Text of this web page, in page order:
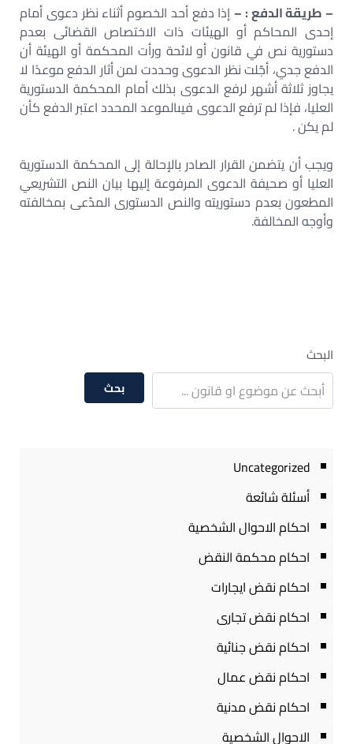
– طريقة الدفع : –إذا دفع أحد الخصوم أثناء نظر دعوى أمام
إحدى المحاكم أو الهيئات ذات الاختصاص القضائى بعدم
دستورية نص في قانون أو لائحة ورأت المحكمة أو الهيئة أن
الدفع جدي، أجّلت نظر الدعوى وحددت لمن أثار الدفع موعدًا لا
يجاوز ثلاثة أشهر لرفع الدعوى بذلك أمام المحكمة الدستورية
العليا، فإذا لم ترفع الدعوى فيىالموعد المحدد اعتبر الدفع كأن
لم يكن .
ويجب أن يتضمن القرار الصادر بالإحالة إلى المحكمة الدستورية
العليا أو صحيفة الدعوى المرفوعة إليها بيان النص التشريعي
المطعون بعدم دستوريته والنص الدستورى المدّعى بمخالفته
وأوجه المخالفة.
البحث
بحث
Uncategorized
أسئلة شائعة
احكام الاحوال الشخصية
احكام محكمة النقض
احكام نقض ايجارات
احكام نقض تجارى
احكام نقض جنائية
احكام نقض عمال
احكام نقض مدنية
الاحوال الشخصية